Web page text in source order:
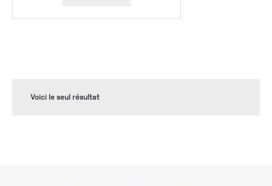
Voici le seul résultat